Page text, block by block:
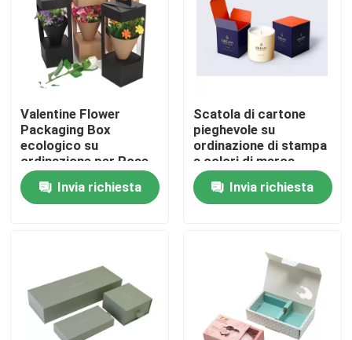
Casa.
Video
Su di noi
Valentine Flower
Packaging Box
ecologico su
ordinazione per Rose
Flower Gift di lusso
Invia richiesta
Scatola di cartone
pieghevole su
ordinazione di stampa
a colori di marca
privata per la candela
Invia richiesta